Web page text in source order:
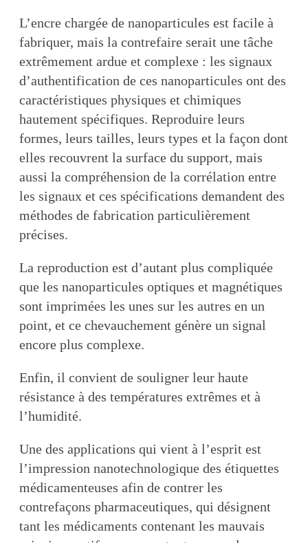
L’encre chargée de nanoparticules est facile à
fabriquer, mais la contrefaire serait une tâche
extrêmement ardue et complexe : les signaux
d’authentification de ces nanoparticules ont des
caractéristiques physiques et chimiques
hautement spécifiques. Reproduire leurs
formes, leurs tailles, leurs types et la façon dont
elles recouvrent la surface du support, mais
aussi la compréhension de la corrélation entre
les signaux et ces spécifications demandent des
méthodes de fabrication particulièrement
précises.
La reproduction est d’autant plus compliquée
que les nanoparticules optiques et magnétiques
sont imprimées les unes sur les autres en un
point, et ce chevauchement génère un signal
encore plus complexe.
Enfin, il convient de souligner leur haute
résistance à des températures extrêmes et à
l’humidité.
Une des applications qui vient à l’esprit est
l’impression nanotechnologique des étiquettes
médicamenteuses afin de contrer les
contrefaçons pharmaceutiques, qui désignent
tant les médicaments contenant les mauvais